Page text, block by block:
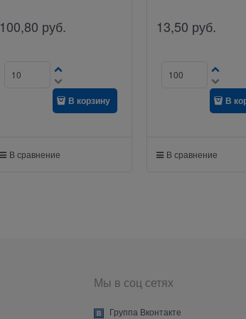
100,80 руб.
В корзину
В сравнение
13,50 руб.
В
В сравнение
Мы в соц сетях
Группа Вконтакте